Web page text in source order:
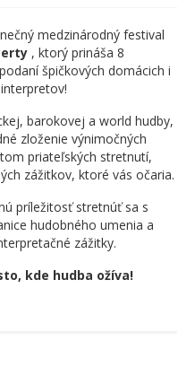
per il Violone in
solo double bass
songs for db and
info
medzinárodný festival
, ktorý prináša 8
špičkových domácich i
barokovej a world hudby,
zloženie výnimočných
priateľských stretnutí,
zážitkov, ktoré vás očaria.
príležitosť stretnúť sa s
hudobného umenia a
zážitky.
kde hudba ožíva!